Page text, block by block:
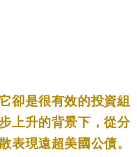
卻是很有效的投資組
上升的背景下，從分
表現遠超美國公債。